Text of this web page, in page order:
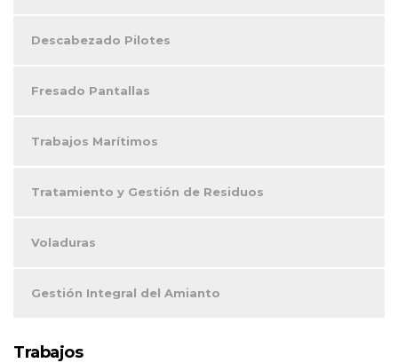
Descabezado Pilotes
Fresado Pantallas
Trabajos Marítimos
Tratamiento y Gestión de Residuos
Voladuras
Gestión Integral del Amianto
Trabajos